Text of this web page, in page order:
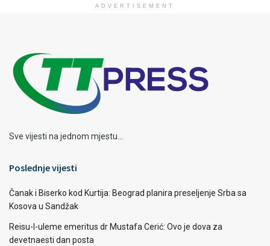
ADVERTISEMENT
Sve vijesti na jednom mjestu...
Poslednje vijesti
Čanak i Biserko kod Kurtija: Beograd planira preseljenje Srba sa
Kosova u Sandžak
Reisu-l-uleme emeritus dr Mustafa Cerić: Ovo je dova za
devetnaesti dan posta